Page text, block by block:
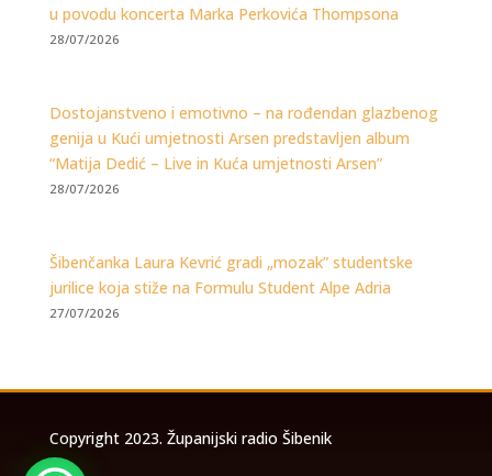
u povodu koncerta Marka Perkovića Thompsona
28/07/2026
Dostojanstveno i emotivno – na rođendan glazbenog
genija u Kući umjetnosti Arsen predstavljen album
“Matija Dedić – Live in Kuća umjetnosti Arsen”
28/07/2026
Šibenčanka Laura Kevrić gradi „mozak” studentske
jurilice koja stiže na Formulu Student Alpe Adria
27/07/2026
Copyright 2023. Županijski radio Šibenik